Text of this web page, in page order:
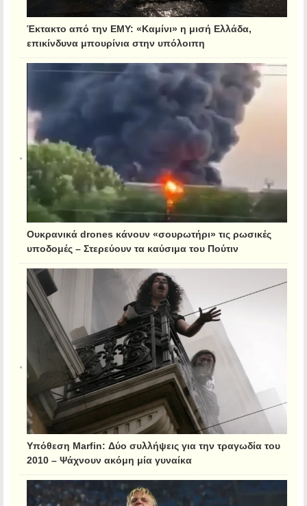
Έκτακτο από την ΕΜΥ: «Καμίνι» η μισή Ελλάδα,
επικίνδυνα μπουρίνια στην υπόλοιπη
Ουκρανικά drones κάνουν «σουρωτήρι» τις ρωσικές
υποδομές – Στερεύουν τα καύσιμα του Πούτιν
Υπόθεση Marfin: Δύο συλλήψεις για την τραγωδία του
2010 – Ψάχνουν ακόμη μία γυναίκα